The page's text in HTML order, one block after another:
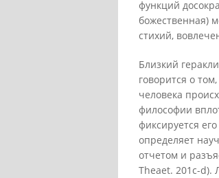
функций
божественная)
стихий,
Близкий
говорится о
человека
философии
фиксируется
определяет
отчетом и
Theaet. 201c-d).